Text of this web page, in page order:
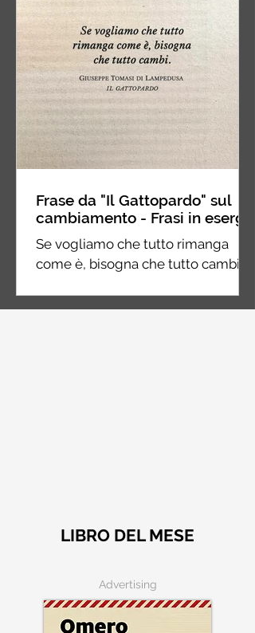
Frase da "Il Gattopardo" sul
cambiamento - Frasi in esergo
Se vogliamo che tutto rimanga
come è, bisogna che tutto cambi.
LIBRO DEL MESE
Advertising